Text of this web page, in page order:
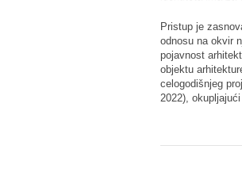
Pristup je
odnosu na okvir
pojavnost
objektu
celogodišnjeg
2022),